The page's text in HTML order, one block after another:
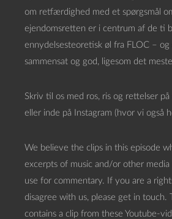
r
om retfærdighed med et spørgsmål
ejendomsretten er i centrum af de ti
ennydelsesteoretisk øl fra FLOC – og
sammensat og god, ligesom det
Skriv til os med ros, ris og rettelser på
eller inde på Instagram (hvor vi også
We believe the clips in this episode
excerpts of music and/or other media
use for commentary. If you are a
disagree with us, please get in touch.
contains a clip from these Youtube-